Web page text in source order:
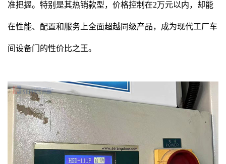
准把握。特别是其热销款型，价格控制在2万元以内，却能
在性能、配置和服务上全面超越同级产品，成为现代工厂车
间设备门的性价比之王。